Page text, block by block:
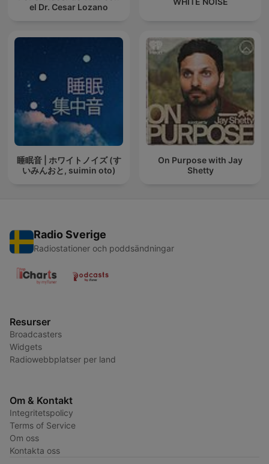
el Dr. Cesar Lozano
睡眠音 | ホワイトノイズ (す
いみんおと, suimin oto)
On Purpose with Jay
Shetty
Radio Sverige
Radiostationer och poddsändningar
Resurser
Broadcasters
Widgets
Radiowebbplatser per land
Om & Kontakt
Integritetspolicy
Terms of Service
Om oss
Kontakta oss